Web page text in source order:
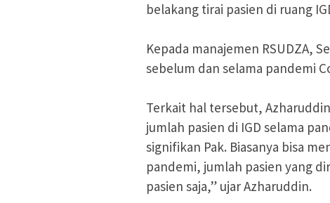
belakang tirai pasien di ruang
Kepada manajemen RSUDZA,
sebelum dan selama pandemi
Terkait hal tersebut,
jumlah pasien di IGD selama
signifikan Pak. Biasanya bisa
pandemi, jumlah pasien yang
pasien saja,” ujar Azharuddin.